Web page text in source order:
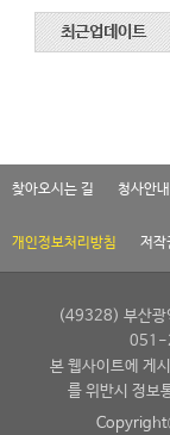
최근업데이트
찾아오시는 길 청사안내
개인정보처리방침 저작
(49328) 부산광
051-
본 웹사이트에 게
를 위반시 정보